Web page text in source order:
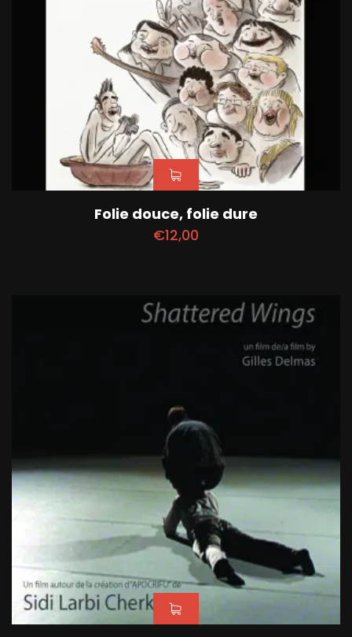
Folie douce, folie dure
€12,00